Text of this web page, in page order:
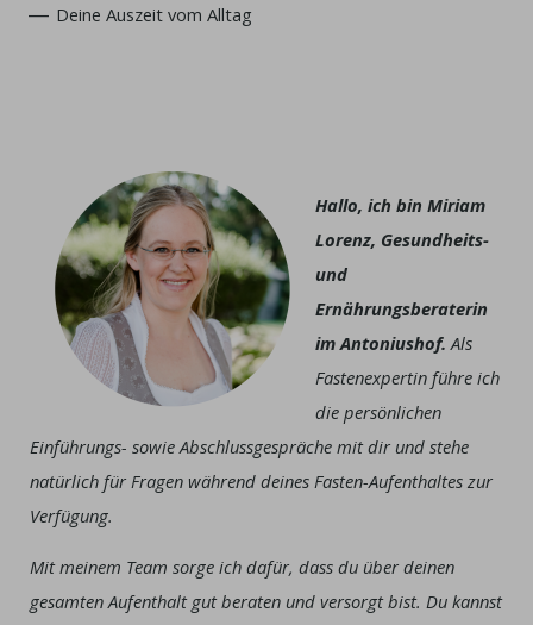
Deine Auszeit vom Alltag
Hallo, ich bin Miriam
Lorenz, Gesundheits-
und
Ernährungsberaterin
im Antoniushof. Als
Fastenexpertin führe ich
die persönlichen
Einführungs- sowie Abschlussgespräche mit dir und stehe
natürlich für Fragen während deines Fasten-Aufenthaltes zur
Verfügung.
Mit meinem Team sorge ich dafür, dass du über deinen
gesamten Aufenthalt gut beraten und versorgt bist. Du kannst